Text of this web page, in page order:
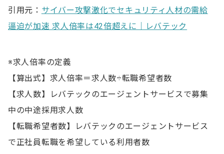
引用元： サイバー攻撃激化でセキュリティ人材の需給
逼迫が加速 求人倍率は42倍超えに｜レバテック
※求人倍率の定義
【算出式】求人倍率＝求人数÷転職希望者数
【求人数】レバテックのエージェントサービスで募集
中の中途採用求人数
【転職希望者数】レバテックのエージェントサービス
で正社員転職を希望している利用者数